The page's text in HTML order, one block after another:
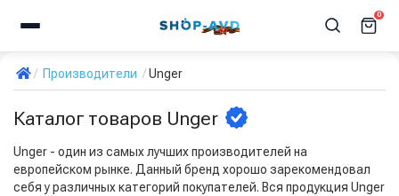
0
Производители Unger
Каталог товаров Unger
Unger - один из самых лучших производителей на
европейском рынке. Данный бренд хорошо зарекомендовал
себя у различных категорий покупателей. Вся продукция Unger